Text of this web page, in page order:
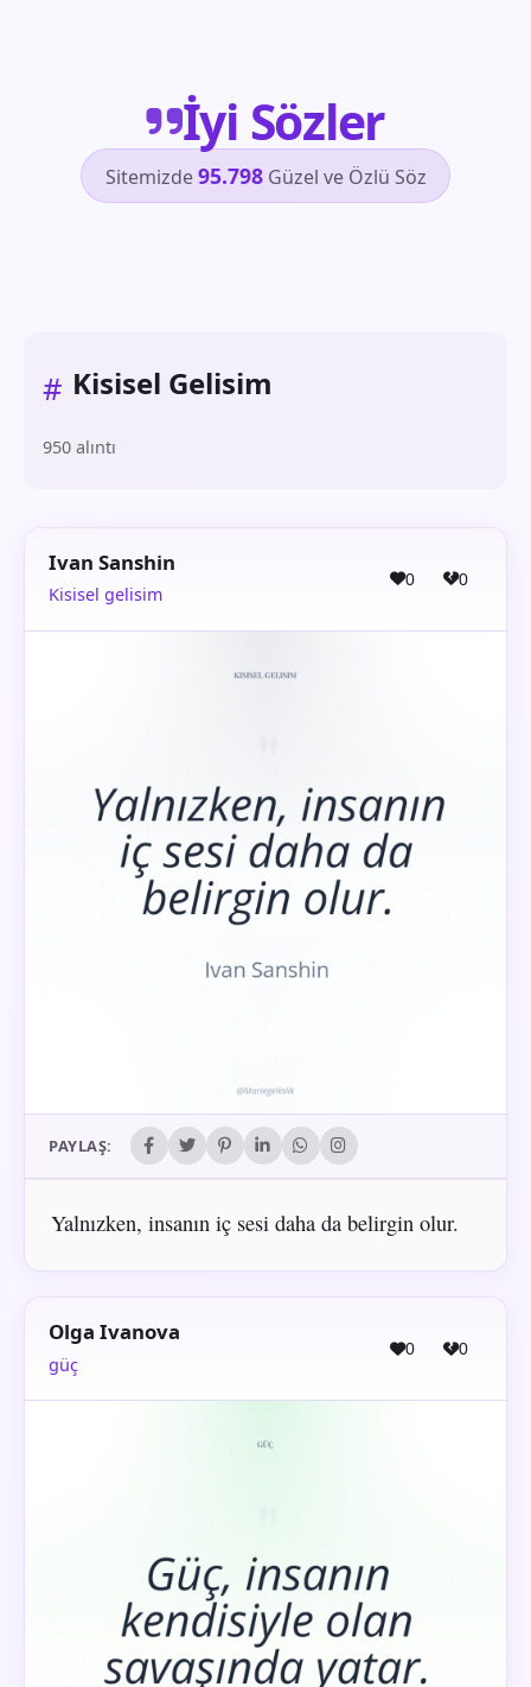
İyi Sözler
Sitemizde95.798Güzel ve Özlü Söz
# Kisisel Gelisim
950 alıntı
Ivan Sanshin
Kisisel gelisim
0 0
PAYLAŞ:
Yalnızken, insanın iç sesi daha da belirgin olur.
Olga Ivanova
güç
0 0